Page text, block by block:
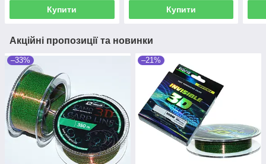
Купити Купити
Акційні пропозиції та новинки
–33% –21%